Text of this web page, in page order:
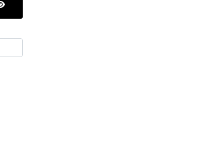
ΕΜΦΆΝΙΣΗ ΚΩΔΙΚΟΎ